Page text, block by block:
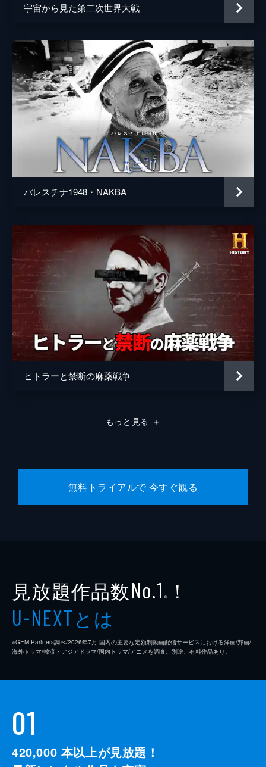
宇宙から見た第二次世界大戦
パレスチナ1948・NAKBA
ヒトラーと禁断の麻薬戦争
もっと見る ＋
無料トライアルで 今すぐ観る
見放題作品数No.1 ※ ！
U-NEXTとは
※GEM Partners調べ/2026年7⽉ 国内の主要な定額制動画配信サービスにおける洋画/邦画/
海外ドラマ/韓流・アジアドラマ/国内ドラマ/アニメを調査。別途、有料作品あり。
01
420,000 本以上が見放題！